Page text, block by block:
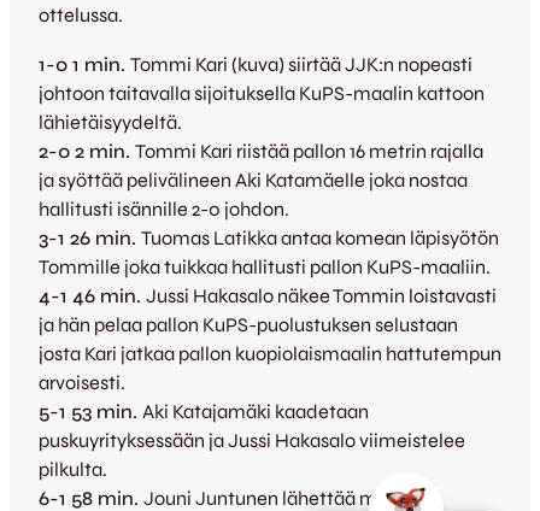
ottelussa.
1-0 1 min. Tommi Kari (kuva) siirtää JJK:n nopeasti
johtoon taitavalla sijoituksella KuPS-maalin kattoon
lähietäisyydeltä.
2-0 2 min. Tommi Kari riistää pallon 16 metrin rajalla
ja syöttää pelivälineen Aki Katamäelle joka nostaa
hallitusti isännille 2-0 johdon.
3-1 26 min. Tuomas Latikka antaa komean läpisyötön
Tommille joka tuikkaa hallitusti pallon KuPS-maaliin.
4-1 46 min. Jussi Hakasalo näkee Tommin loistavasti
ja hän pelaa pallon KuPS-puolustuksen selustaan
josta Kari jatkaa pallon kuopiolaismaalin hattutempun
arvoisesti.
5-1 53 min. Aki Katajamäki kaadetaan
puskuyrityksessään ja Jussi Hakasalo viimeistelee
pilkulta.
6-1 58 min. Jouni Juntunen lähettää mainion